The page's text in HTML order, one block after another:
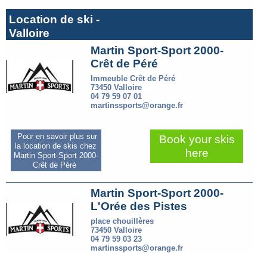
Location de ski -
Valloire
Martin Sport-Sport 2000-
Crêt de Péré
Immeuble Crêt de Péré
73450 Valloire
04 79 59 07 01
martinssports@orange.fr
Pour en savoir plus sur
la location de skis chez
Martin Sport-Sport 2000-
Crêt de Péré
Book your skis
here
Martin Sport-Sport 2000-
L'Orée des Pistes
place chouillères
73450 Valloire
04 79 59 03 23
martinssports@orange.fr